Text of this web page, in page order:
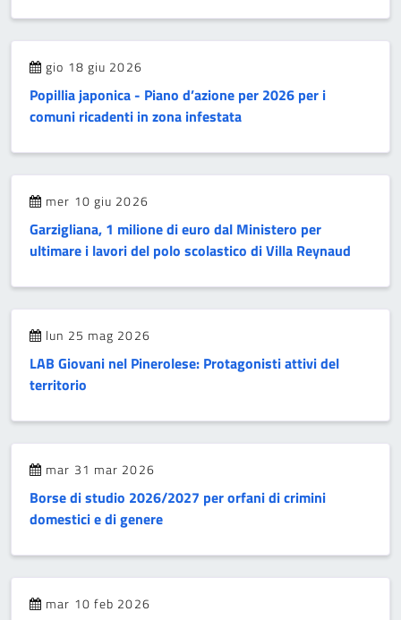
gio 18 giu 2026
Popillia japonica - Piano d’azione per 2026 per i
comuni ricadenti in zona infestata
mer 10 giu 2026
Garzigliana, 1 milione di euro dal Ministero per
ultimare i lavori del polo scolastico di Villa Reynaud
lun 25 mag 2026
LAB Giovani nel Pinerolese: Protagonisti attivi del
territorio
mar 31 mar 2026
Borse di studio 2026/2027 per orfani di crimini
domestici e di genere
mar 10 feb 2026